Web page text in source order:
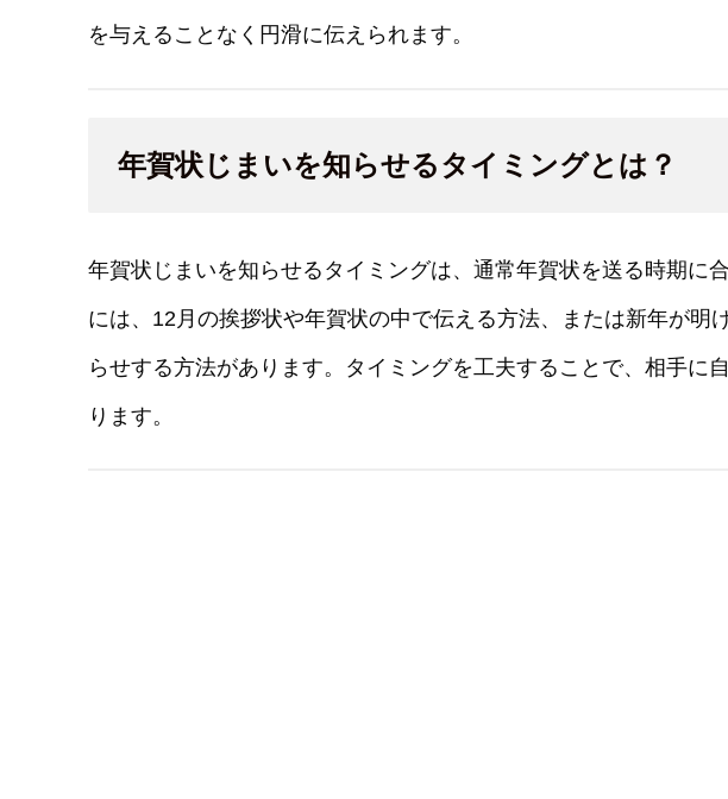
を与えることなく円滑に伝えられます。
年賀状じまいを知らせるタイミングとは？
年賀状じまいを知らせるタイミングは、通常年賀状を送る時期に
には、12月の挨拶状や年賀状の中で伝える方法、または新年が明
らせする方法があります。タイミングを工夫することで、相手に
ります。